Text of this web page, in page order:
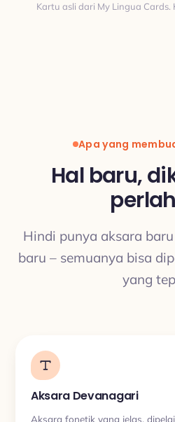
TERJEMAHAN
Kartu asli dari My Lingua
Apa yang
Hal baru,
Hindi punya aksara
baru – semuanya bisa
yang
Aksara Devanagari
Aksara fonetik yang jelas,